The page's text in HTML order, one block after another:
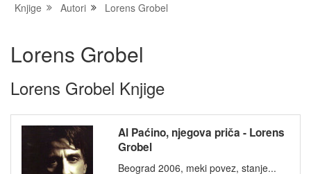
Knjige Autori Lorens Grobel
Lorens Grobel
Lorens Grobel Knjige
Al Paćino, njegova priča - Lorens
Grobel
Beograd 2006, meki povez, stanje...